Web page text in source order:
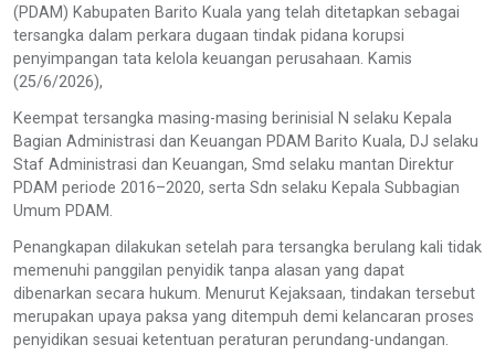
(PDAM) Kabupaten Barito Kuala yang telah ditetapkan sebagai
tersangka dalam perkara dugaan tindak pidana korupsi
penyimpangan tata kelola keuangan perusahaan. Kamis
(25/6/2026),
Keempat tersangka masing-masing berinisial N selaku Kepala
Bagian Administrasi dan Keuangan PDAM Barito Kuala, DJ selaku
Staf Administrasi dan Keuangan, Smd selaku mantan Direktur
PDAM periode 2016–2020, serta Sdn selaku Kepala Subbagian
Umum PDAM.
Penangkapan dilakukan setelah para tersangka berulang kali tidak
memenuhi panggilan penyidik tanpa alasan yang dapat
dibenarkan secara hukum. Menurut Kejaksaan, tindakan tersebut
merupakan upaya paksa yang ditempuh demi kelancaran proses
penyidikan sesuai ketentuan peraturan perundang-undangan.